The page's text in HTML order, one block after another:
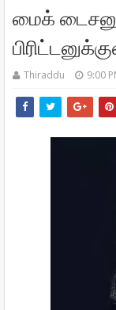
மைக்
Thiraddu 9:00